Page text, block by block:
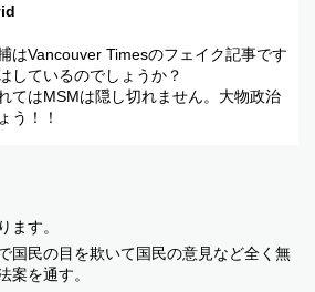
はVancouver Timesのフェイク記事です
しているのでしょうか？
てはMSMは隠し切れません。大物政治
う！！
ます。
国民の目を欺いて国民の意見など全く無
案を通す。